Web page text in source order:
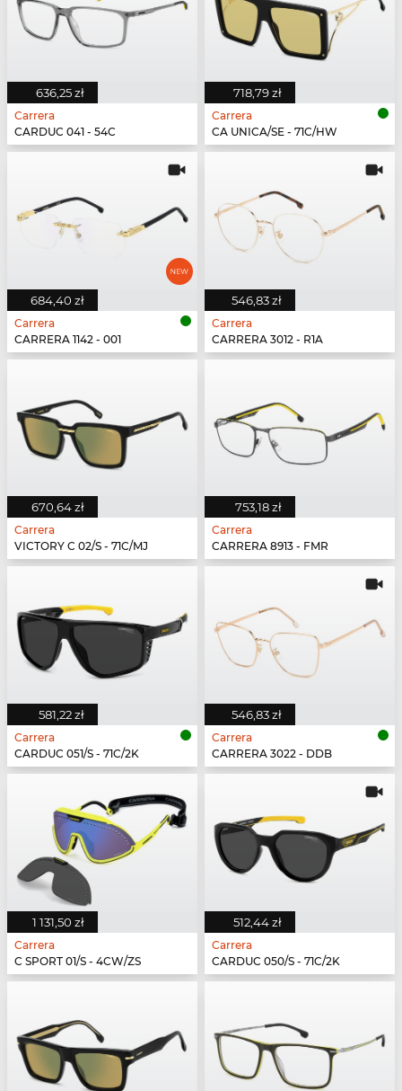
636,25 zł
Carrera
CARDUC 041 - 54C
718,79 zł
Carrera
CA UNICA/SE - 71C/HW
684,40 zł
Carrera
CARRERA 1142 - 001
546,83 zł
Carrera
CARRERA 3012 - R1A
670,64 zł
Carrera
VICTORY C 02/S - 71C/MJ
753,18 zł
Carrera
CARRERA 8913 - FMR
581,22 zł
Carrera
CARDUC 051/S - 71C/2K
546,83 zł
Carrera
CARRERA 3022 - DDB
1 131,50 zł
Carrera
C SPORT 01/S - 4CW/ZS
512,44 zł
Carrera
CARDUC 050/S - 71C/2K